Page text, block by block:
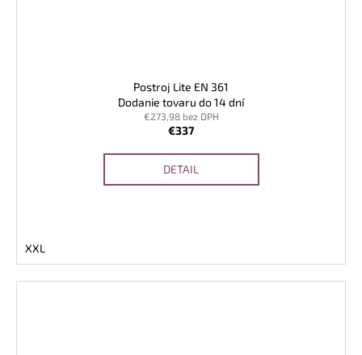
Postroj Lite EN 361
Dodanie tovaru do 14 dní
€273,98 bez DPH
€337
DETAIL
XXL